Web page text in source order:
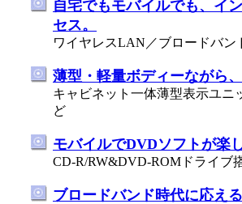
自宅でもモバイルでも、イ
セス。
ワイヤレスLAN／ブロードバン
薄型・軽量ボディーながら
キャビネット一体薄型表示ユニ
ど
モバイルでDVDソフトが楽
CD-R/RW&DVD-ROMドライブ
ブロードバンド時代に応え